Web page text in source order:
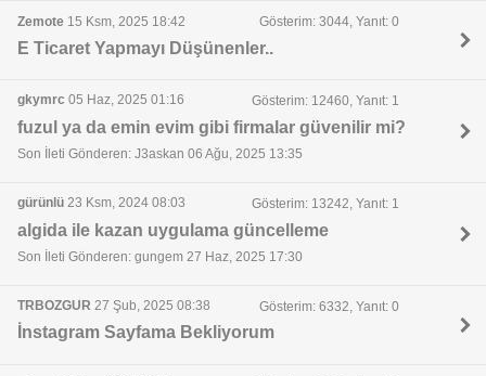
Zemote 15 Ksm, 2025 18:42 Gösterim: 3044, Yanıt: 0
E Ticaret Yapmayı Düşünenler..
gkymrc 05 Haz, 2025 01:16 Gösterim: 12460, Yanıt: 1
fuzul ya da emin evim gibi firmalar güvenilir mi?
Son İleti Gönderen: J3askan 06 Ağu, 2025 13:35
gürünlü 23 Ksm, 2024 08:03 Gösterim: 13242, Yanıt: 1
algida ile kazan uygulama güncelleme
Son İleti Gönderen: gungem 27 Haz, 2025 17:30
TRBOZGUR 27 Şub, 2025 08:38 Gösterim: 6332, Yanıt: 0
İnstagram Sayfama Bekliyorum